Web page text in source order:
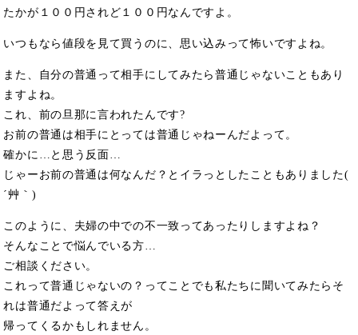
たかが１００円されど１００円なんですよ。
いつもなら値段を見て買うのに、思い込みって怖いですよね。
また、自分の普通って相手にしてみたら普通じゃないこともあり
ますよね。
これ、前の旦那に言われたんです?
お前の普通は相手にとっては普通じゃねーんだよって。
確かに…と思う反面…
じゃーお前の普通は何なんだ？とイラっとしたこともありました(
´艸｀)
このように、夫婦の中での不一致ってあったりしますよね？
そんなことで悩んでいる方…
ご相談ください。
これって普通じゃないの？ってことでも私たちに聞いてみたらそ
れは普通だよって答えが
帰ってくるかもしれません。